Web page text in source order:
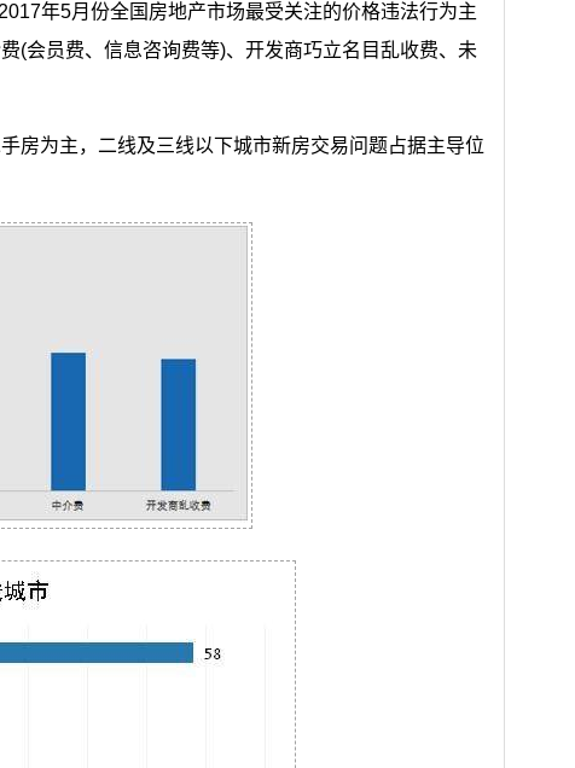
年5月份全国房地产市场最受关注的价格违法行为主
(会员费、信息咨询费等)、开发商巧立名目乱收费、未
房为主，二线及三线以下城市新房交易问题占据主导位